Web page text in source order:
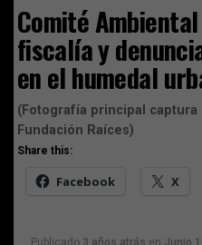
Comité
fiscalía y
en el humedal
(Fotografía principal captura
Fundación Raíces)
Share this:
Facebook X
Publicado 3 años atrás en Junio